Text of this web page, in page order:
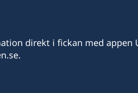
direkt i fickan med appen